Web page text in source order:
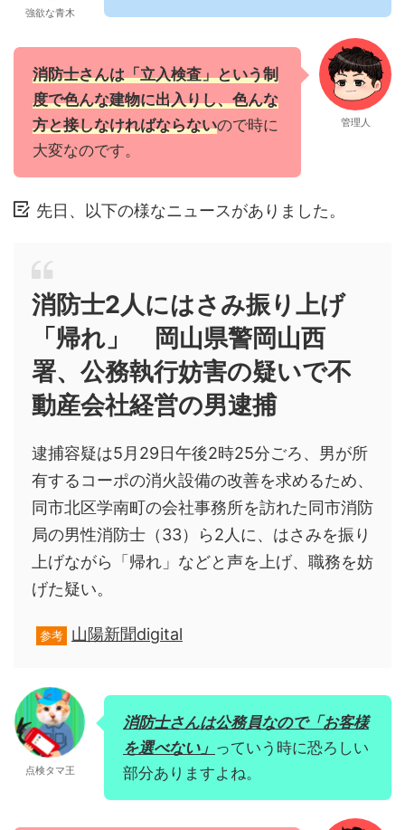
強欲な青木
消防士さんは「立入検査」という制
度で色んな建物に出入りし、色んな
方と接しなければならないので時に
大変なのです。
管理人
先日、以下の様なニュースがありました。
消防士2人にはさみ振り上げ
「帰れ」 岡山県警岡山西
署、公務執行妨害の疑いで不
動産会社経営の男逮捕
逮捕容疑は5月29日午後2時25分ごろ、男が所
有するコーポの消火設備の改善を求めるため、
同市北区学南町の会社事務所を訪れた同市消防
局の男性消防士（33）ら2人に、はさみを振り
上げながら「帰れ」などと声を上げ、職務を妨
げた疑い。
参考 山陽新聞digital
点検タマ王
消防士さんは公務員なので「お客様
を選べない」 っていう時に恐ろしい
部分ありますよね。